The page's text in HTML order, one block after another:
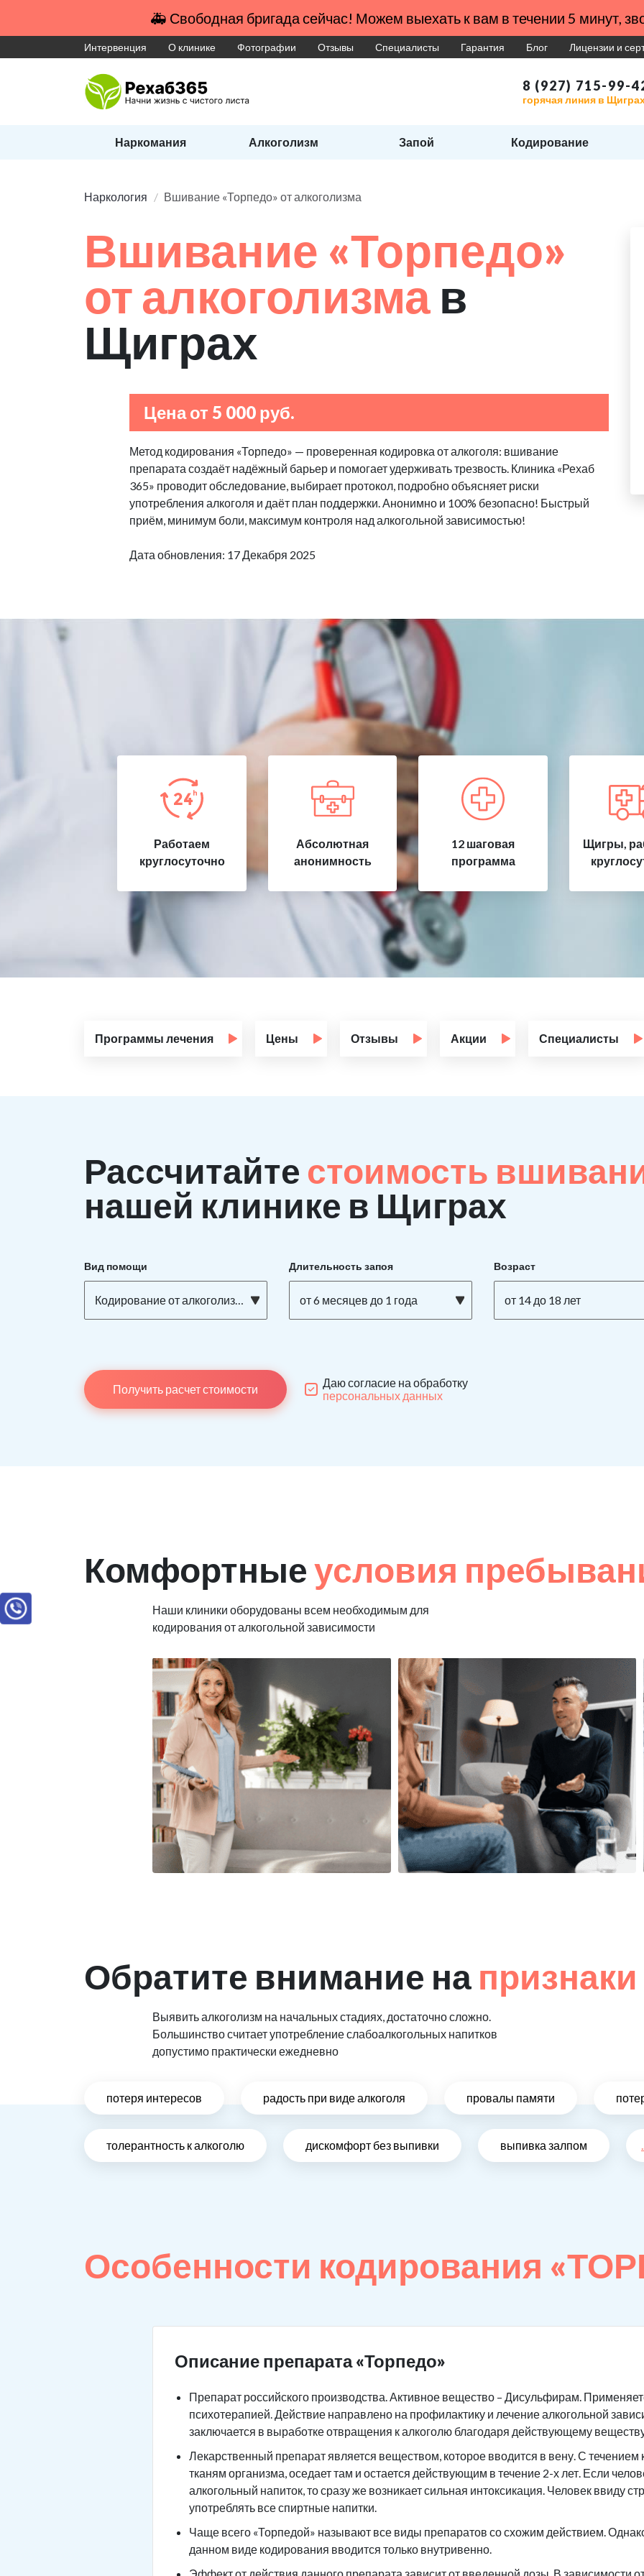
🚑 Свободная бригада сейчас! Можем выехать к вам в течении 5 минут,
Интервенция О клинике Фотографии Отзывы Специалисты Гарантия Блог Лицензии и
8 (927) 715-99-
горячая линия в
Наркомания Алкоголизм Запой Кодирование
Наркология Вшивание «Торпедо» от алкоголизма
Вшивание «Торпедо»
от алкоголизма в
Щиграх
Цена от 5 000 руб.
Метод кодирования «Торпедо» — проверенная кодировка от алкоголя: вшивание
препарата создаёт надёжный барьер и помогает удерживать трезвость. Клиника «Рехаб
365» проводит обследование, выбирает протокол, подробно объясняет риски
употребления алкоголя и даёт план поддержки. Анонимно и 100% безопасно! Быстрый
приём, минимум боли, максимум контроля над алкогольной зависимостью!
Дата обновления: 17 Декабря 2025
Работаем
круглосуточно
Абсолютная
анонимность
12 шаговая
программа
Щигры,
Программы лечения Цены Отзывы Акции Специалисты
Рассчитайте стоимость
нашей клинике в Щиграх
Вид помощи
Кодирование от алкоголизма ТОРПЕДО на дому
Длительность запоя
от 6 месяцев до 1 года
Возраст
от 14 до 18 лет
Получить расчет стоимости
Даю согласие на обработку
персональных данных
Комфортныеусловия
Наши клиники оборудованы всем необходимым для
кодирования от алкогольной зависимости
Обратите внимание на
Выявить алкоголизм на начальных стадиях, достаточно сложно.
Большинство считает употребление слабоалкогольных напитков
допустимо практически ежедневно
потеря интересов радость при виде алкоголя провалы памяти
толерантность к алкоголю дискомфорт без выпивки выпивка залпом
Особенности кодирования
Описание препарата «Торпедо»
Препарат российского производства. Активное вещество – Дисульфирам.
психотерапией. Действие направлено на профилактику и лечение алкогольной
заключается в выработке отвращения к алкоголю благодаря действующему
Лекарственный препарат является веществом, которое вводится в вену. С течением
тканям организма, оседает там и остается действующим в течение 2-х лет. Если
алкогольный напиток, то сразу же возникает сильная интоксикация. Человек ввиду
употреблять все спиртные напитки.
Чаще всего «Торпедой» называют все виды препаратов со схожим действием.
данном виде кодирования вводится только внутривенно.